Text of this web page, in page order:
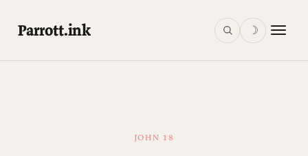
Parrott.ink ☽
JOHN 18